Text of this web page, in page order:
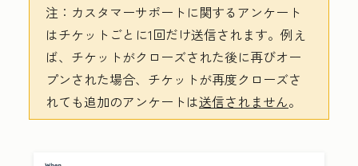
注： カスタマーサポートに関するアンケート
はチケットごとに1回だけ送信されます。例え
ば、チケットがクローズされた後に再びオー
プンされた場合、チケットが再度クローズさ
れても追加のアンケートは送信されません。